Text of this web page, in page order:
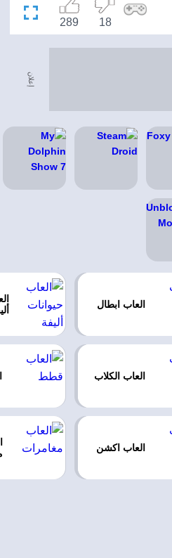
18
289
إعلان
العاب ابطال
العاب الكلاب
العاب اكشن